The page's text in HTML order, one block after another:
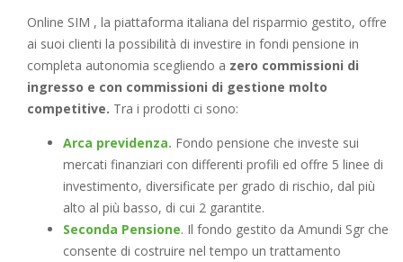
Online SIM , la piattaforma italiana del risparmio gestito, offre
ai suoi clienti la possibilità di investire in fondi pensione in
completa autonomia scegliendo a zero commissioni di
ingresso e con commissioni di gestione molto
competitive. Tra i prodotti ci sono:
Arca previdenza. Fondo pensione che investe sui
mercati finanziari con differenti profili ed offre 5 linee di
investimento, diversificate per grado di rischio, dal più
alto al più basso, di cui 2 garantite.
Seconda Pensione. Il fondo gestito da Amundi Sgr che
consente di costruire nel tempo un trattamento